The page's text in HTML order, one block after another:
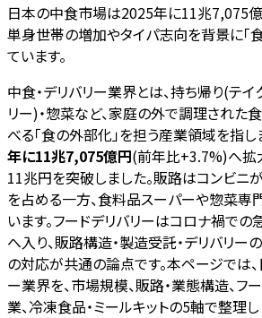
日本の中食市場は2025年に11兆7,075億
単身世帯の増加やタイパ志向を背景に「
ています。
中食・デリバリー業界とは、持ち帰り(テイ
リー)・惣菜など、家庭の外で調理された
べる「食の外部化」を担う産業領域を指し
年に11兆7,075億円(前年比+3.7%)へ拡
11兆円を突破しました。販路はコンビニ
を占める一方、食料品スーパーや惣菜専
います。フードデリバリーはコロナ禍で
へ入り、販路構造・製造受託・デリバリー
の対応が共通の論点です。本ページでは
ー業界を、市場規模、販路・業態構造、フ
業、冷凍食品・ミールキットの5軸で整理し